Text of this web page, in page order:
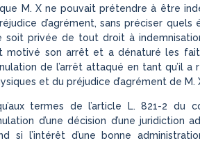
que M. X ne pouvait prétendre à être
d’agrément, sans préciser
soit privée de tout droit à
motivé son arrêt et a dénaturé les
de l’arrêt attaqué en tant qu’il
et du préjudice d’agrément de M.
termes de l’article L. 821-2 du
d’une décision d’une
si l’intérêt d’une bonne